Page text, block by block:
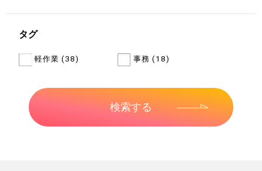
タグ
軽作業 (38) 事務 (18)